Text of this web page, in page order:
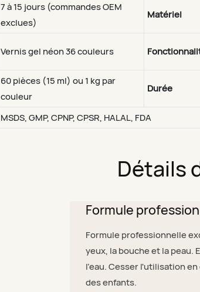
7 à 15 jours (commandes OEM
exclues)
Matériel
Vernis gel néon 36 couleurs
60 pièces (15 ml) ou 1 kg par
couleur
Durée
MSDS, GMP, CPNP, CPSR, HALAL, FDA
Détails
Formule
Formule professionnelle
yeux, la bouche et la peau.
l'eau. Cesser l'utilisation
des enfants.